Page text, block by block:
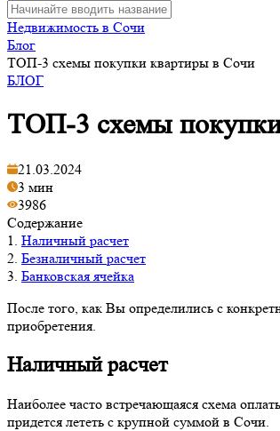
Недвижимость в Сочи
Блог
ТОП-3 схемы покупки квартиры в Cочи
БЛОГ
ТОП-3 схемы
21.03.2024
3 мин
3986
Содержание
1. Наличный расчет
2. Безналичный расчет
3. Банковская ячейка
После того, как Вы определились с
приобретения.
Наличный расчет
Наиболее часто встречающаяся схема
придется лететь с крупной суммой в Сочи.